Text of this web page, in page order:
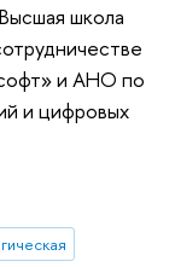
школа
и АНО по
и цифровых